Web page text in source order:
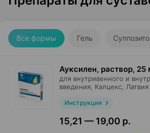
Все формы Гель
Ауксилен, раствор, 25
для внутривенного и
введения, Калцекс , Латвия
Инструкция
15,21 — 19,00 р.